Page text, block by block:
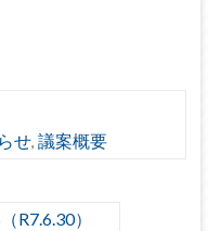
せ, 議案概要
R7.6.30）